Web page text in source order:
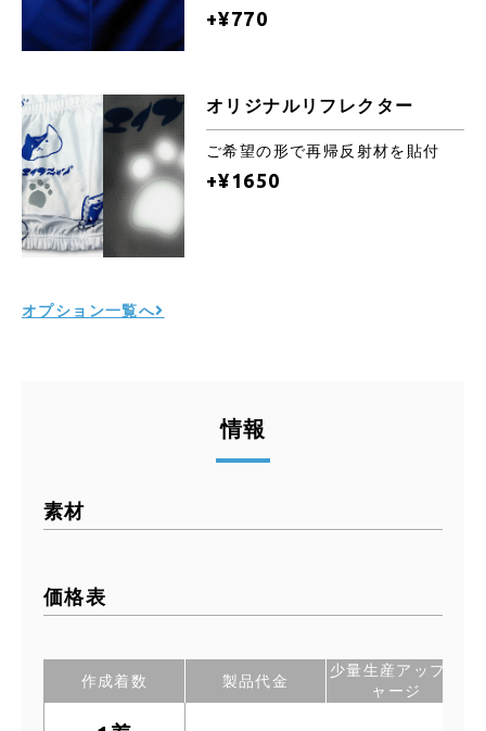
+¥770
オリジナルリフレクター
ご希望の形で再帰反射材を貼付
+¥1650
オプション一覧へ
情報
素材
価格表
作成着数 製品代金
少量生産アップチ
ャージ